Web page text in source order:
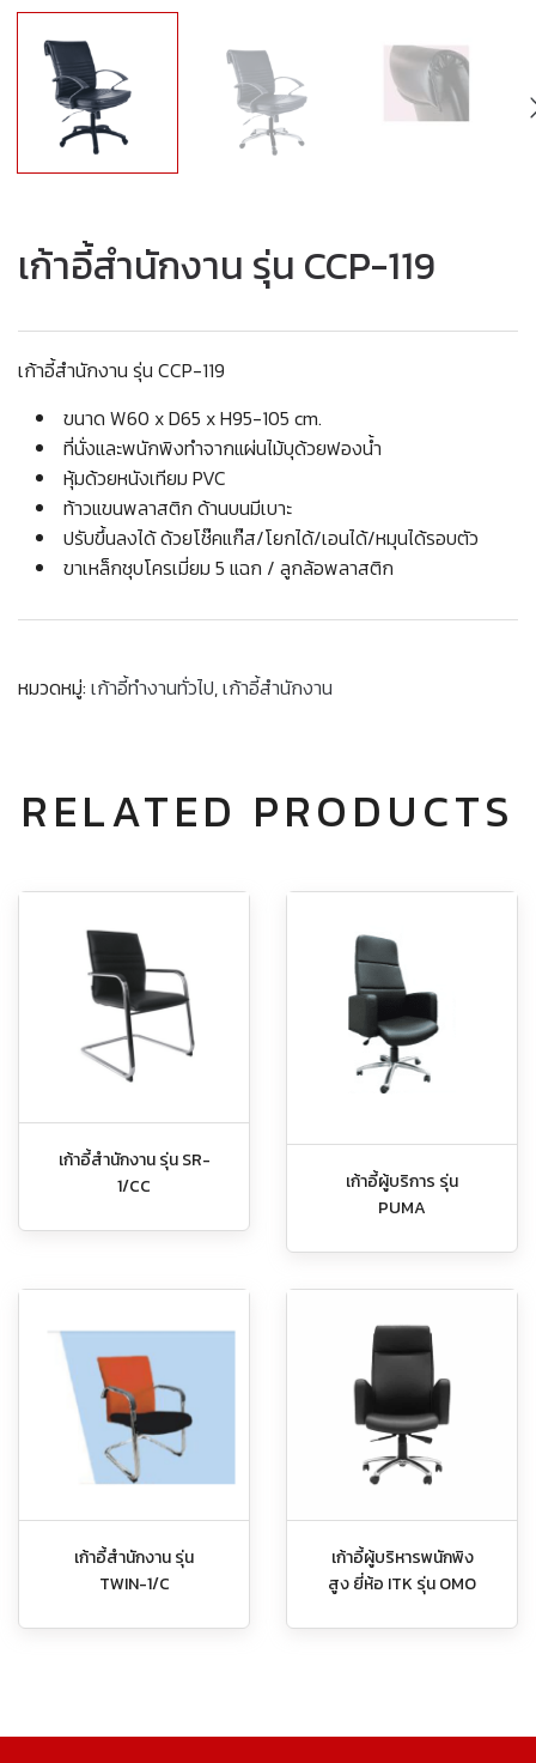
เก้าอี้สำนักงาน รุ่น CCP-119
เก้าอี้สำนักงาน รุ่น CCP-119
ขนาด W60 x D65 x H95-105 cm.
ที่นั่งและพนักพิงทำจากแผ่นไม้บุด้วยฟองน้ำ
หุ้มด้วยหนังเทียม PVC
ท้าวแขนพลาสติก ด้านบนมีเบาะ
ปรับขึ้นลงได้ ด้วยโช๊คแก๊ส/โยกได้/เอนได้/หมุนได้รอบตัว
ขาเหล็กชุบโครเมี่ยม 5 แฉก / ลูกล้อพลาสติก
หมวดหมู่: เก้าอี้ทำงานทั่วไป,เก้าอี้สำนักงาน
RELATED PRODUCTS
เก้าอี้สำนักงาน รุ่น SR-
1/CC
เก้าอี้ผู้บริการ รุ่น
PUMA
เก้าอี้สำนักงาน รุ่น
TWIN-1/C
เก้าอี้ผู้บริหารพนักพิง
สูง ยี่ห้อ ITK รุ่น OMO